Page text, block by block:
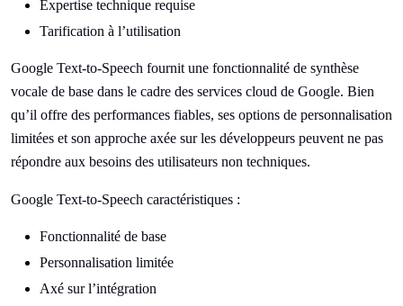
Expertise technique requise
Tarification à l’utilisation
Google Text-to-Speech fournit une fonctionnalité de synthèse
vocale de base dans le cadre des services cloud de Google. Bien
qu’il offre des performances fiables, ses options de personnalisation
limitées et son approche axée sur les développeurs peuvent ne pas
répondre aux besoins des utilisateurs non techniques.
Google Text-to-Speech caractéristiques :
Fonctionnalité de base
Personnalisation limitée
Axé sur l’intégration